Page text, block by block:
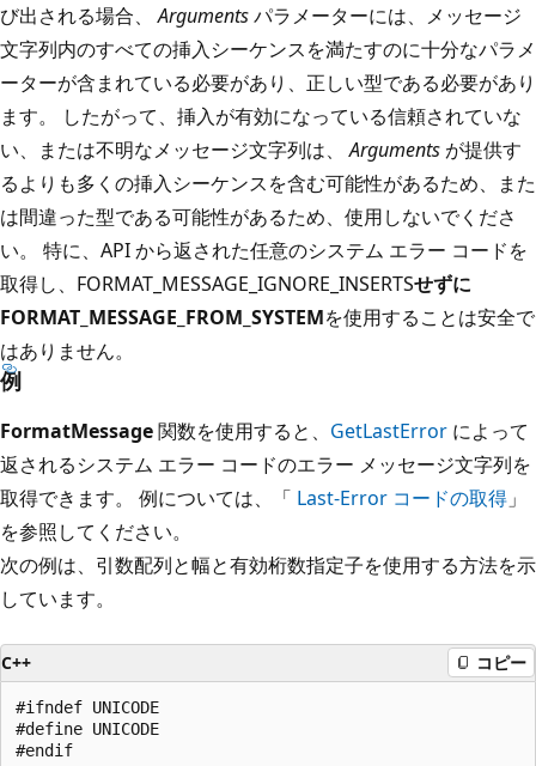
び出される場合、Argumentsパラメーターには、メッセージ
文字列内のすべての挿入シーケンスを満たすのに十分なパラメ
ーターが含まれている必要があり、正しい型である必要があり
ます。 したがって、挿入が有効になっている信頼されていな
い、または不明なメッセージ文字列は、Arguments が提供す
るよりも多くの挿入シーケンスを含む可能性があるため、また
は間違った型である可能性があるため、使用しないでくださ
い。 特に、API から返された任意のシステム エラー コードを
取得し、FORMAT_MESSAGE_IGNORE_INSERTSせずに
FORMAT_MESSAGE_FROM_SYSTEMを使用することは安全で
はありません。
例
FormatMessage関数を使用すると、 GetLastError によって
返されるシステム エラー コードのエラー メッセージ文字列を
取得できます。 例については、「 Last-Error コードの取得 」
を参照してください。
次の例は、引数配列と幅と有効桁数指定子を使用する方法を示
しています。
C++ コピー
#ifndef UNICODE
#define UNICODE
#endif